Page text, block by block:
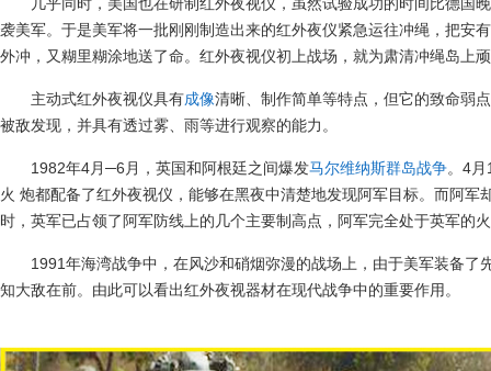
袭美军。于是美军将一批刚刚制造出来的红外夜仪紧急运往冲绳，把安
外冲，又糊里糊涂地送了命。红外夜视仪初上战场，就为肃清冲绳岛上
主动式红外夜视仪具有成像清晰、制作简单等特点，但它的致命弱
被敌发现，并具有透过雾、雨等进行观察的能力。
1982年4月─6月，英国和阿根廷之间爆发马尔维纳斯群岛战争。4
火 炮都配备了红外夜视仪，能够在黑夜中清楚地发现阿军目标。而阿
时，英军已占领了阿军防线上的几个主要制高点，阿军完全处于英军
1991年海湾战争中，在风沙和硝烟弥漫的战场上，由于美军装备
知大敌在前。由此可以看出红外夜视器材在现代战争中的重要作用。